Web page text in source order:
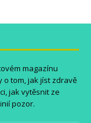
magazínu
tom, jak jíst zdravě
jak vytěsnit ze
pozor.